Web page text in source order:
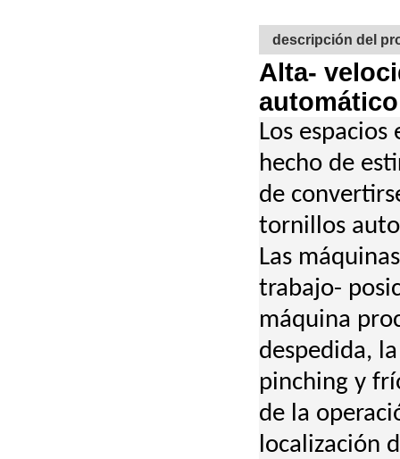
descripción del
Alta-
Los
hecho de
de
tornillos
Las
trabajo-
máquina
despedida,
pinching y
de la
localización